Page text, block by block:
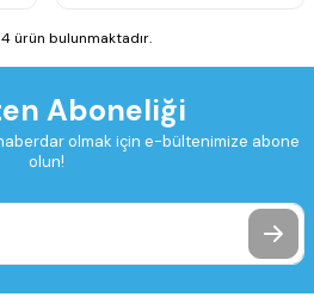
ürün bulunmaktadır.
Aboneliği
olmak için e-bültenimize abone
olun!